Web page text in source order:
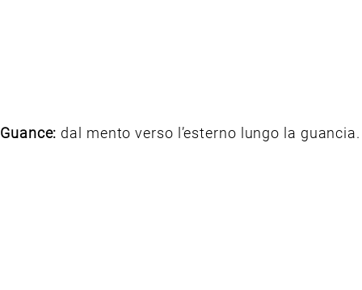
Guance: dal mento verso l’esterno lungo la guancia.